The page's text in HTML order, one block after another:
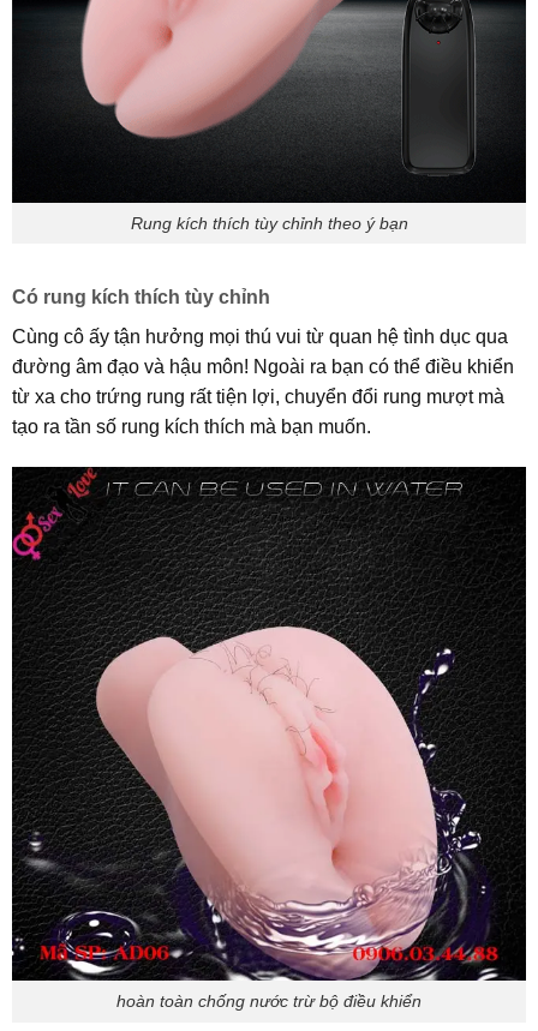
Rung kích thích tùy chỉnh theo ý bạn
Có rung kích thích tùy chỉnh
Cùng cô ấy tận hưởng mọi thú vui từ quan hệ tình dục qua
đường âm đạo và hậu môn! Ngoài ra bạn có thể điều khiển
từ xa cho trứng rung rất tiện lợi, chuyển đổi rung mượt mà
tạo ra tần số rung kích thích mà bạn muốn.
hoàn toàn chống nước trừ bộ điều khiển